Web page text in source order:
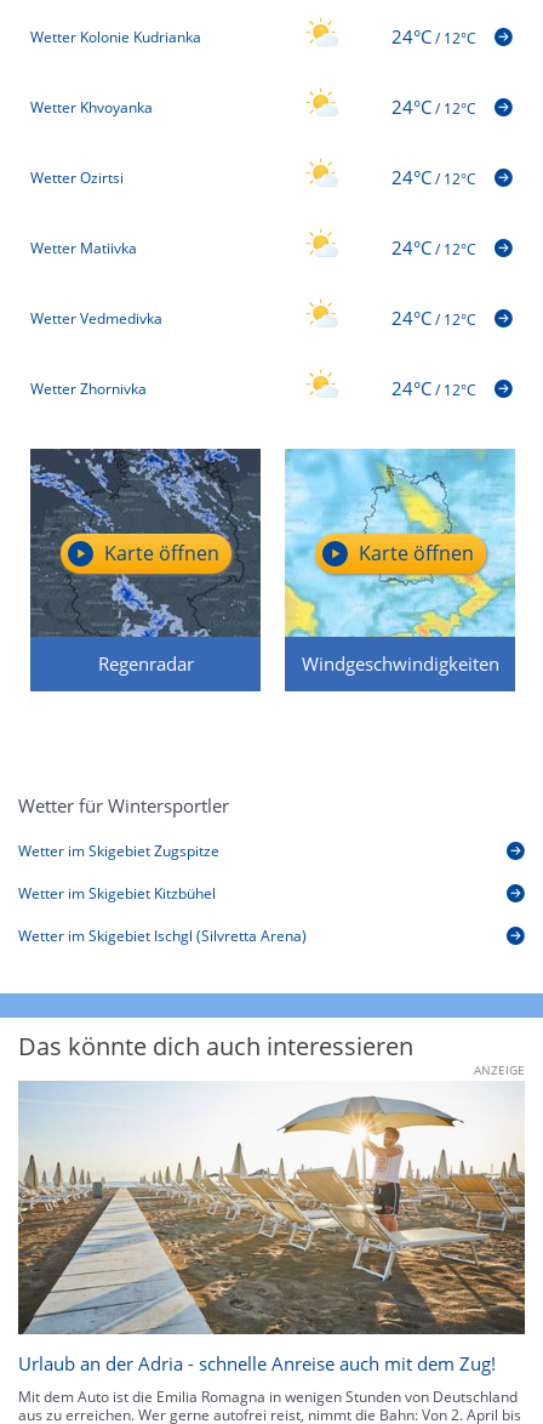
Wetter Kolonie Kudrianka 24°C/12°C
Wetter Khvoyanka 24°C/12°C
Wetter Ozirtsi 24°C/12°C
Wetter Matiivka 24°C/12°C
Wetter Vedmedivka 24°C/12°C
Wetter Zhornivka 24°C/12°C
Regenradar
Karte öffnen
Windgeschwindigkeiten
Karte öffnen
Wetter für Wintersportler
Wetter im Skigebiet Zugspitze
Wetter im Skigebiet Kitzbühel
Wetter im Skigebiet Ischgl (Silvretta Arena)
Das könnte dich auch interessieren
ANZEIGE
Urlaub an der Adria - schnelle Anreise auch mit dem Zug!
Mit dem Auto ist die Emilia Romagna in wenigen Stunden von Deutschland
aus zu erreichen. Wer gerne autofrei reist, nimmt die Bahn: Von 2. April bis